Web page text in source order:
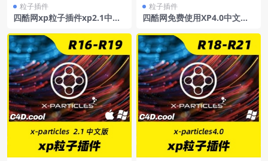
粒子插件
四酷网xp粒子插件xp2.1中英
2.1双语版【双语版+中文版帮
助文档+官方工程+官方预设】
支持Win/MacR16-R19
粒子插件
四酷网免费使用XP4.0中文汉
1xp粒子4.0xp4.0中文汉化安
装包xp732汉化版